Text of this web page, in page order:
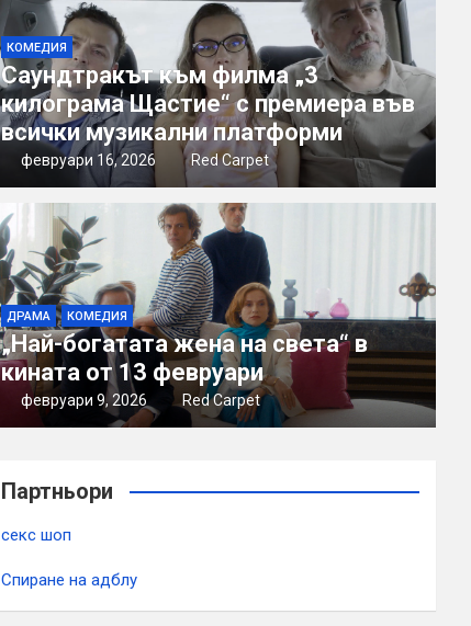
КОМЕДИЯ
Саундтракът към филма „3
килограма Щастие“ с премиера във
всички музикални платформи
февруари 16, 2026 Red Carpet
ДРАМА КОМЕДИЯ
„Най-богатата жена на света“ в
кината от 13 февруари
февруари 9, 2026 Red Carpet
Партньори
секс шоп
Спиране на адблу